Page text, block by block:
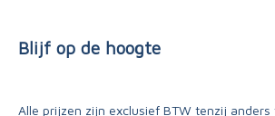
Blijf op de hoogte
Alle prijzen zijn exclusief BTW tenzij anders